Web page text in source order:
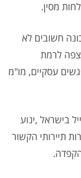
מסין.
חשובים לא
לרמת
עסקיים, מו"מ
בישראל ,ינוע
תיירותי הקשור